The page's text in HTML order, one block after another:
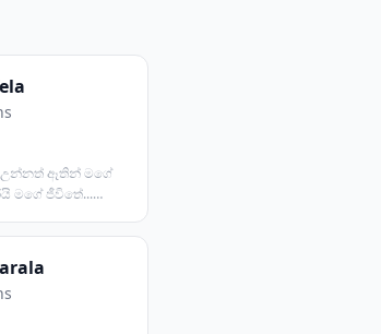
උන්නත් ඈතින් මගේ
මගේ ජීවිතේ...